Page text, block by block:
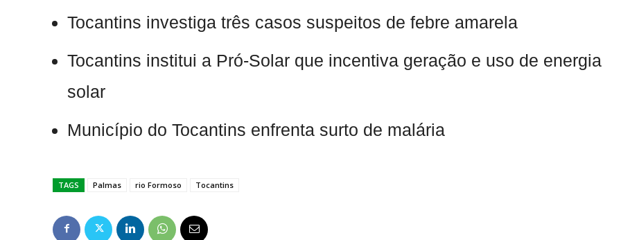
Tocantins investiga três casos suspeitos de febre amarela
Tocantins institui a Pró-Solar que incentiva geração e uso de energia
solar
Município do Tocantins enfrenta surto de malária
TAGS Palmas rio Formoso Tocantins